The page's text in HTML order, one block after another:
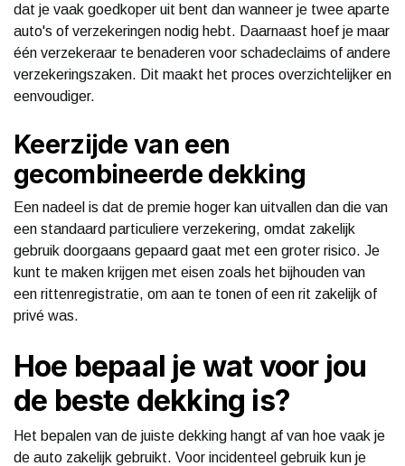
dat je vaak goedkoper uit bent dan wanneer je twee aparte
auto's of verzekeringen nodig hebt. Daarnaast hoef je maar
één verzekeraar te benaderen voor schadeclaims of andere
verzekeringszaken. Dit maakt het proces overzichtelijker en
eenvoudiger.
Keerzijde van een
gecombineerde dekking
Een nadeel is dat de premie hoger kan uitvallen dan die van
een standaard particuliere verzekering, omdat zakelijk
gebruik doorgaans gepaard gaat met een groter risico. Je
kunt te maken krijgen met eisen zoals het bijhouden van
een rittenregistratie, om aan te tonen of een rit zakelijk of
privé was.
Hoe bepaal je wat voor jou
de beste dekking is?
Het bepalen van de juiste dekking hangt af van hoe vaak je
de auto zakelijk gebruikt. Voor incidenteel gebruik kun je